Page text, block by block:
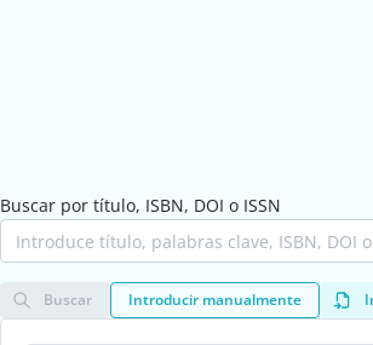
Buscar por título, ISBN, DOI o ISSN
Buscar Introducir manualmente